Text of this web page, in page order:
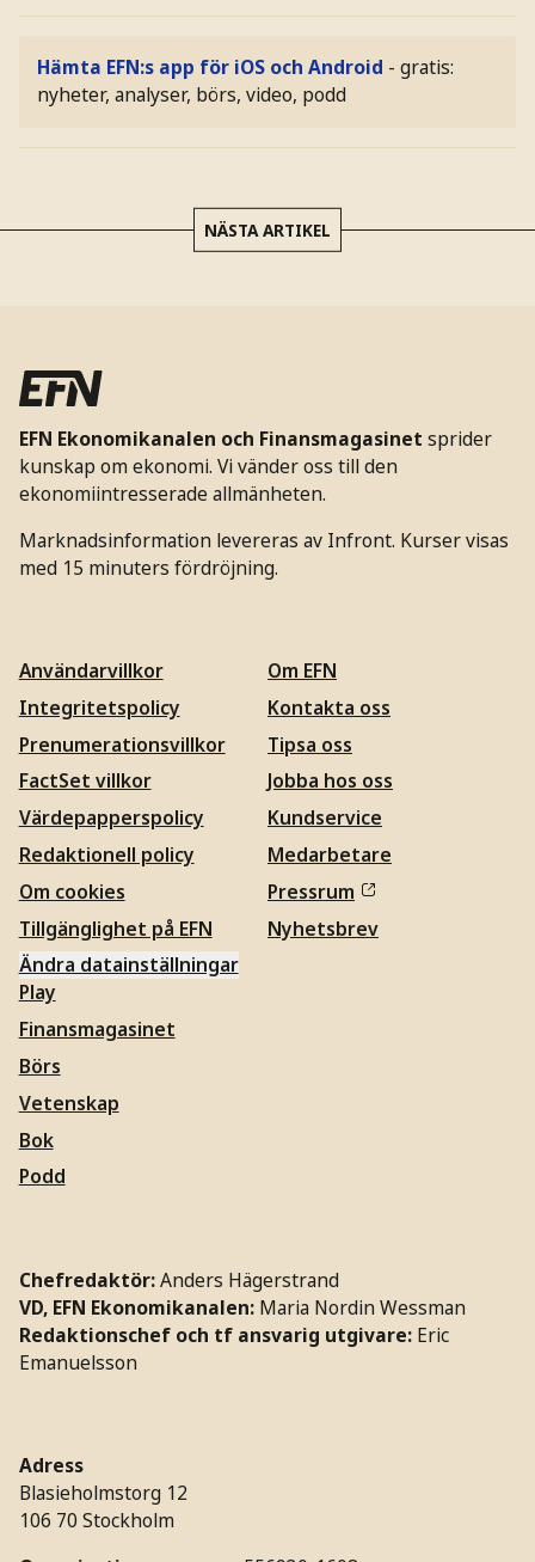
Hämta EFN:s app för iOS och Android - gratis:
nyheter, analyser, börs, video, podd
NÄSTA ARTIKEL
EFN Ekonomikanalen och Finansmagasinet sprider
kunskap om ekonomi. Vi vänder oss till den
ekonomiintresserade allmänheten.
Marknadsinformation levereras av Infront. Kurser visas
med 15 minuters fördröjning.
Användarvillkor
Integritetspolicy
Prenumerationsvillkor
FactSet villkor
Värdepapperspolicy
Redaktionell policy
Om cookies
Tillgänglighet på EFN
Ändra datainställningar
Om EFN
Kontakta oss
Tipsa oss
Jobba hos oss
Kundservice
Medarbetare
Pressrum
Nyhetsbrev
Play
Finansmagasinet
Börs
Vetenskap
Bok
Podd
Chefredaktör:Anders Hägerstrand
VD, EFN Ekonomikanalen: Maria Nordin Wessman
Redaktionschef och tf ansvarig utgivare: Eric
Emanuelsson
Adress
Blasieholmstorg 12
106 70 Stockholm